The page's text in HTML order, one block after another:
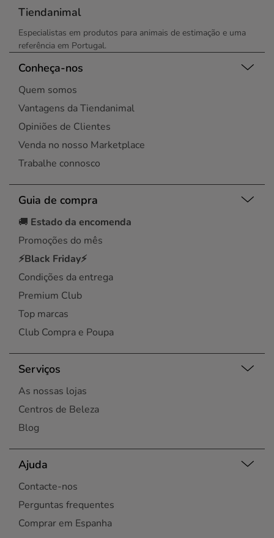
Tiendanimal
Especialistas em produtos para animais de estimação e uma
referência em Portugal.
Conheça-nos
Quem somos
Vantagens da Tiendanimal
Opiniões de Clientes
Venda no nosso Marketplace
Trabalhe connosco
Guia de compra
🚚 Estado da encomenda
Promoções do mês
⚡Black Friday⚡
Condições da entrega
Premium Club
Top marcas
Club Compra e Poupa
Serviços
As nossas lojas
Centros de Beleza
Blog
Ajuda
Contacte-nos
Perguntas frequentes
Comprar em Espanha